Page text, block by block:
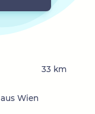
Wien
33 km